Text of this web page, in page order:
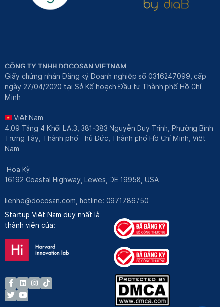
CÔNG TY TNHH DOCOSAN VIETNAM
Giấy chứng nhận Đăng ký Doanh nghiệp số 0316247099, cấp
ngày 27/04/2020 tại Sở Kế hoạch Đầu tư Thành phố Hồ Chí
Minh
Việt Nam
4.09 Tầng 4 Khối LA.3, 381-383 Nguyễn Duy Trinh, Phường Bình
Trưng Tây, Thành phố Thủ Đức, Thành phố Hồ Chí Minh, Việt
Nam
Hoa Kỳ
16192 Coastal Highway, Lewes, DE 19958, USA
lienhe@docosan.com , hotline: 0971786750
Startup Việt Nam duy nhất là
thành viên của: